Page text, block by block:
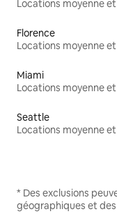
Florence
Miami
Seattle
* Des exclusions
géographiques et